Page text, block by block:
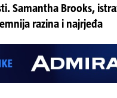
Samantha Brooks,
razina i najrjeđa